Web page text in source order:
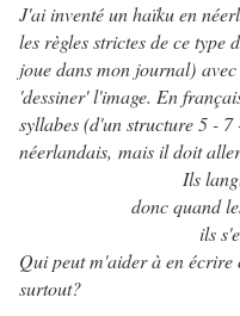
J'ai inventé un haïku en
les règles strictes de ce type
joue dans mon journal)
'dessiner' l'image. En
syllabes (d'un structure 5 -
néerlandais, mais il doit
Ils
donc quand
ils
Qui peut m'aider à en écrire
surtout?